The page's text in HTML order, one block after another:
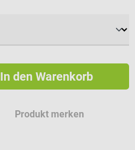
In den Warenkorb
Produkt merken